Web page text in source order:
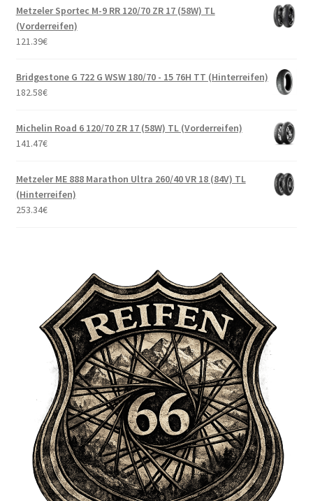
Metzeler Sportec M-9 RR 120/70 ZR 17 (58W) TL
(Vorderreifen)
121.39€
Bridgestone G 722 G WSW 180/70 - 15 76H TT (Hinterreifen)
182.58€
Michelin Road 6 120/70 ZR 17 (58W) TL (Vorderreifen)
141.47€
Metzeler ME 888 Marathon Ultra 260/40 VR 18 (84V) TL
(Hinterreifen)
253.34€